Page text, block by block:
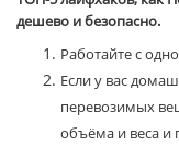
дешево и безопасно.
Работайте с
Если у вас
перевозимых
объёма и веса и